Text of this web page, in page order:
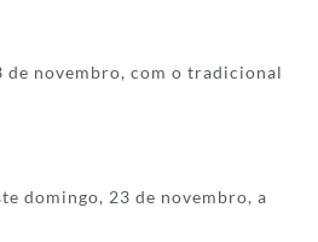
de novembro, com o tradicional
domingo, 23 de novembro, a